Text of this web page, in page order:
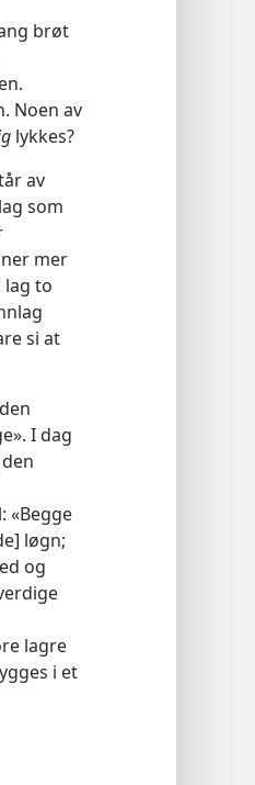
brøt
Noen av
lykkes?
av
som
mer
lag to
si at
I dag
«Begge
løgn;
og
lagre
i et